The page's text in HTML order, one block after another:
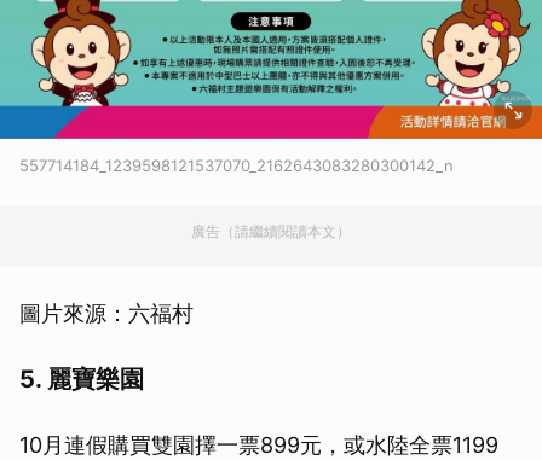
557714184_1239598121537070_2162643083280300142_n
廣告（請繼續閱讀本文）
圖片來源：六福村
5. 麗寶樂園
10月連假購買雙園擇一票899元，或水陸全票1199